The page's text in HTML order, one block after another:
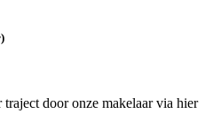
door onze makelaar via hier